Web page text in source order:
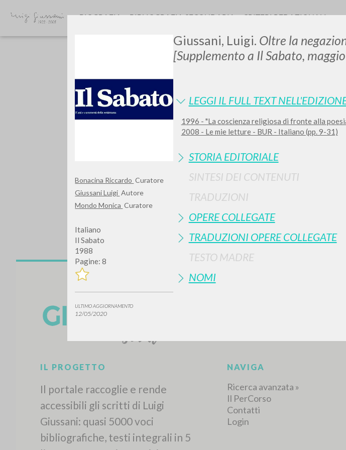
Bonacina Riccardo Curatore
Giussani Luigi Autore
Mondo Monica Curatore
Italiano
Il Sabato
1988
Pagine: 8
ULTIMO AGGIORNAMENTO
12/05/2020
Giussani, Luigi. Oltre la
[Supplemento a Il Sabato,
LEGGI IL FULL TEXT
1996 - "La coscienza religiosa di fronte alla
2008 - Le mie letture - BUR - Italiano (pp. 9-31)
STORIA EDITORIALE
SINTESI DEI CONTENUTI
TRADUZIONI
OPERE COLLEGATE
TRADUZIONI OPERE COLLEGATE
TESTO MADRE
NOMI
BIOGRAFIA BIBLIOGRAFIA SECONDARIA CRITERI REDAZIONALI
Vuoi risultati ancora più precisi?
Visualizza
TIPOLOGIA OPERA
IL PROGETTO
Il portale raccoglie e rende
NAVIGA